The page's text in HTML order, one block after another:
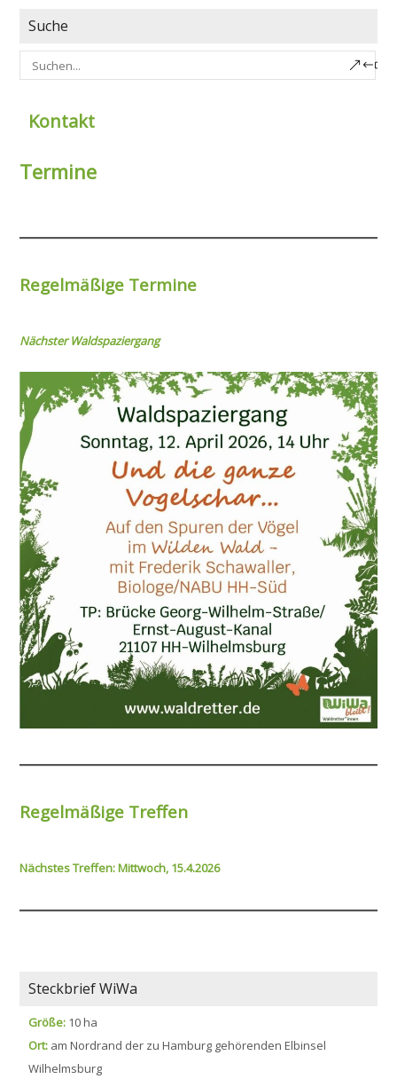
Suche
Kontakt
Termine
Regelmäßige Termine
Nächster Waldspaziergang
Regelmäßige Treffen
Nächstes Treffen: Mittwoch, 15.4.2026
Steckbrief WiWa
Größe: 10 ha
Ort: am Nordrand der zu Hamburg gehörenden Elbinsel
Wilhelmsburg